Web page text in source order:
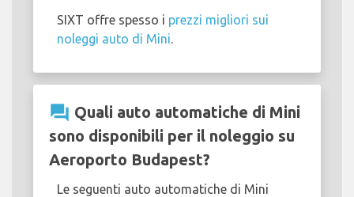
SIXT offre spesso i prezzi migliori sui
noleggi auto di Mini
question_answer Quali auto automatiche di Mini
sono disponibili per il noleggio su
Aeroporto Budapest?
Le seguenti auto automatiche di Mini